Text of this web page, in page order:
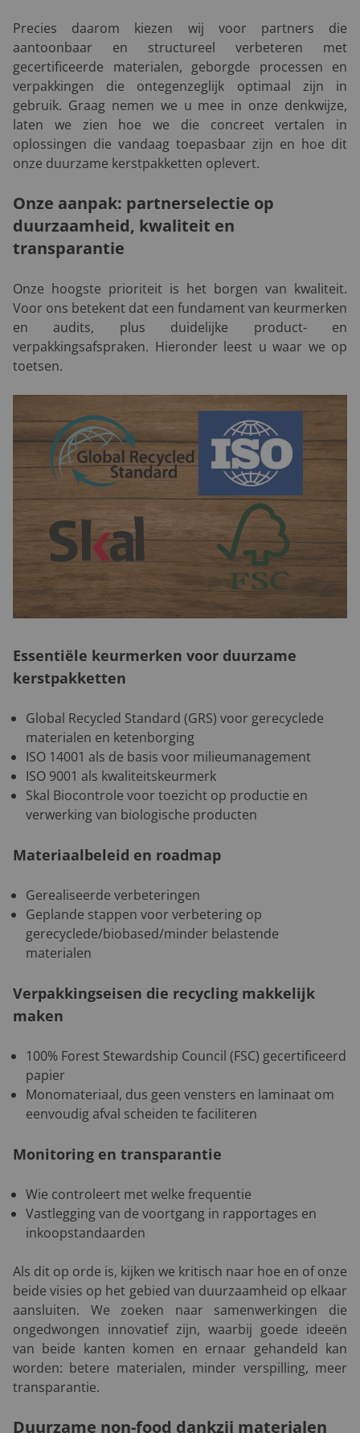
Precies daarom kiezen wij voor partners die
aantoonbaar en structureel verbeteren met
gecertificeerde materialen, geborgde processen en
verpakkingen die ontegenzeglijk optimaal zijn in
gebruik. Graag nemen we u mee in onze denkwijze,
laten we zien hoe we die concreet vertalen in
oplossingen die vandaag toepasbaar zijn en hoe dit
onze duurzame kerstpakketten oplevert.
Onze aanpak: partnerselectie op
duurzaamheid, kwaliteit en
transparantie
Onze hoogste prioriteit is het borgen van kwaliteit.
Voor ons betekent dat een fundament van keurmerken
en audits, plus duidelijke product- en
verpakkingsafspraken. Hieronder leest u waar we op
toetsen.
Essentiële keurmerken voor duurzame
kerstpakketten
Global Recycled Standard (GRS) voor gerecyclede
materialen en ketenborging
ISO 14001 als de basis voor milieumanagement
ISO 9001 als kwaliteitskeurmerk
Skal Biocontrole voor toezicht op productie en
verwerking van biologische producten
Materiaalbeleid en roadmap
Gerealiseerde verbeteringen
Geplande stappen voor verbetering op
gerecyclede/biobased/minder belastende
materialen
Verpakkingseisen die recycling makkelijk
maken
100% Forest Stewardship Council (FSC) gecertificeerd
papier
Monomateriaal, dus geen vensters en laminaat om
eenvoudig afval scheiden te faciliteren
Monitoring en transparantie
Wie controleert met welke frequentie
Vastlegging van de voortgang in rapportages en
inkoopstandaarden
Als dit op orde is, kijken we kritisch naar hoe en of onze
beide visies op het gebied van duurzaamheid op elkaar
aansluiten. We zoeken naar samenwerkingen die
ongedwongen innovatief zijn, waarbij goede ideeën
van beide kanten komen en ernaar gehandeld kan
worden: betere materialen, minder verspilling, meer
transparantie.
Duurzame non-food dankzij materialen